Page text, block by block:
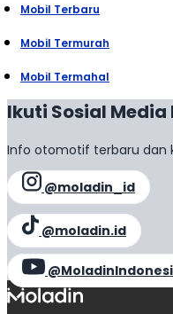
Mobil Terbaru
Mobil Termurah
Mobil Termahal
Ikuti Sosial Media
Info otomotif terbaru dan
@moladin_id
@moladin.id